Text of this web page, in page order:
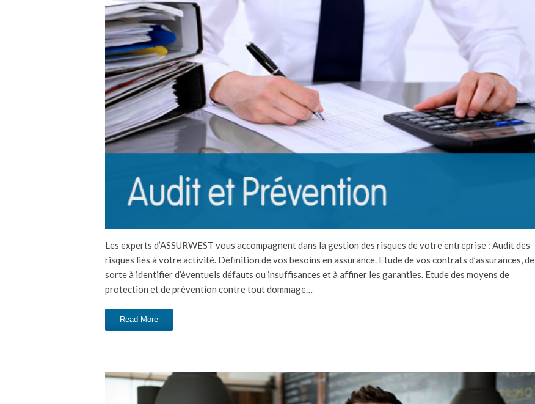
Les experts d’ASSURWEST vous accompagnent dans la gestion des risques de votre entreprise : Audit des
risques liés à votre activité. Définition de vos besoins en assurance. Etude de vos contrats d’assurances, de
sorte à identifier d’éventuels défauts ou insuffisances et à affiner les garanties. Etude des moyens de
protection et de prévention contre tout dommage…
Read More